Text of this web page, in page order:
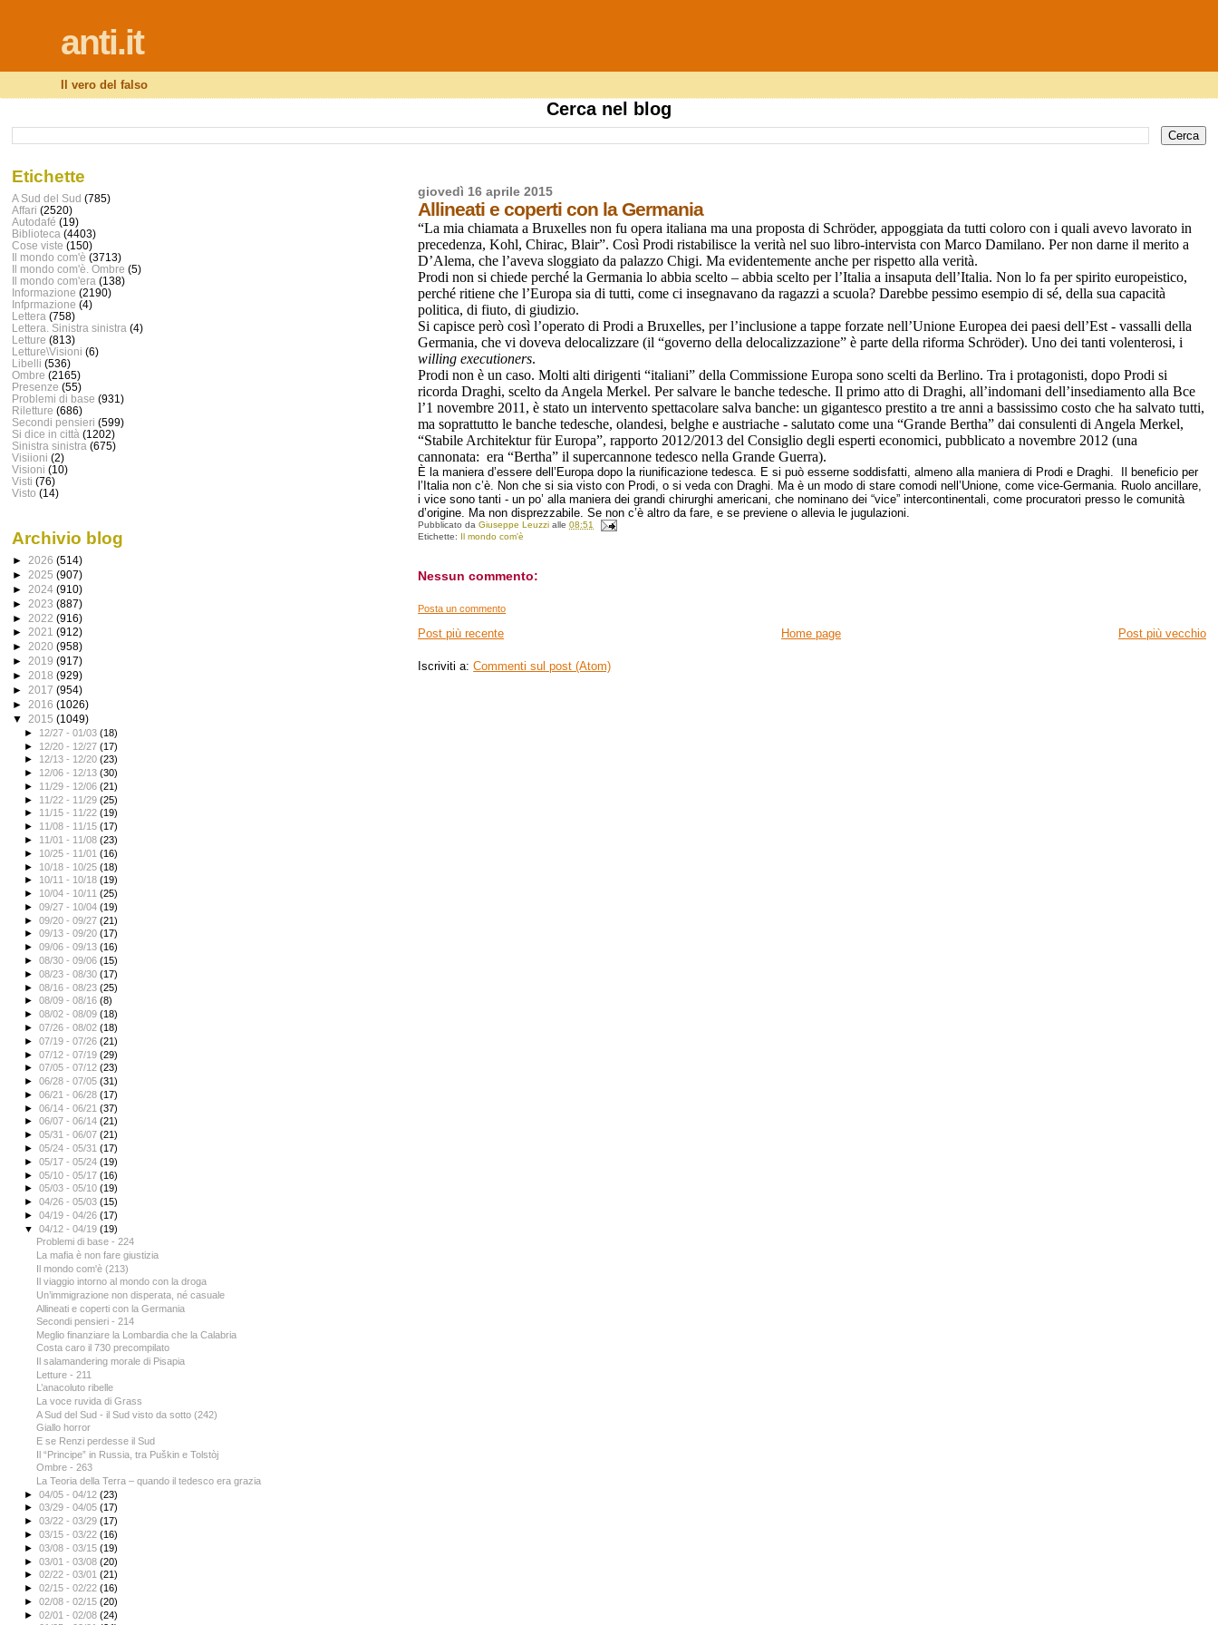
anti.it
Il vero del falso
Cerca nel blog
giovedì 16 aprile 2015
Allineati e coperti con la Germania
“La mia chiamata a Bruxelles non fu opera italiana ma una proposta di Schröder, appoggiata da tutti coloro con i quali avevo lavorato in
precedenza, Kohl, Chirac, Blair”. Così Prodi ristabilisce la verità nel suo libro-intervista con Marco Damilano. Per non darne il merito a
D’Alema, che l’aveva sloggiato da palazzo Chigi. Ma evidentemente anche per rispetto alla verità.
Prodi non si chiede perché la Germania lo abbia scelto – abbia scelto per l’Italia a insaputa dell’Italia. Non lo fa per spirito europeistico,
perché ritiene che l’Europa sia di tutti, come ci insegnavano da ragazzi a scuola? Darebbe pessimo esempio di sé, della sua capacità
politica, di fiuto, di giudizio.
Si capisce però così l’operato di Prodi a Bruxelles, per l’inclusione a tappe forzate nell’Unione Europea dei paesi dell’Est - vassalli della
Germania, che vi doveva delocalizzare (il “governo della delocalizzazione” è parte della riforma Schröder). Uno dei tanti volenterosi, i
willing executioners.
Prodi non è un caso. Molti alti dirigenti “italiani” della Commissione Europa sono scelti da Berlino. Tra i protagonisti, dopo Prodi si
ricorda Draghi, scelto da Angela Merkel. Per salvare le banche tedesche. Il primo atto di Draghi, all’indomani dell’insediamento alla Bce
l’1 novembre 2011, è stato un intervento spettacolare salva banche: un gigantesco prestito a tre anni a bassissimo costo che ha salvato tutti,
ma soprattutto le banche tedesche, olandesi, belghe e austriache - salutato come una “Grande Bertha” dai consulenti di Angela Merkel,
“Stabile Architektur für Europa”, rapporto 2012/2013 del Consiglio degli esperti economici, pubblicato a novembre 2012 (una
cannonata: era “Bertha” il supercannone tedesco nella Grande Guerra).
È la maniera d’essere dell’Europa dopo la riunificazione tedesca. E si può esserne soddisfatti, almeno alla maniera di Prodi e Draghi. Il beneficio per
l’Italia non c’è. Non che si sia visto con Prodi, o si veda con Draghi. Ma è un modo di stare comodi nell’Unione, come vice-Germania. Ruolo ancillare,
i vice sono tanti - un po’ alla maniera dei grandi chirurghi americani, che nominano dei “vice” intercontinentali, come procuratori presso le comunità
d’origine. Ma non disprezzabile. Se non c’è altro da fare, e se previene o allevia le jugulazioni.
Pubblicato daGiuseppe Leuzzi alle08:51
Etichette: Il mondo com'è
Nessun commento:
Posta un commento
Post più recente Post più vecchio
Home page
Iscriviti a:Commenti sul post (Atom)
Etichette
A Sud del Sud (785)
Affari (2520)
Autodafé (19)
Biblioteca (4403)
Cose viste (150)
Il mondo com'è (3713)
Il mondo com'è. Ombre (5)
Il mondo com'era (138)
Informazione (2190)
Infprmazione (4)
Lettera (758)
Lettera. Sinistra sinistra (4)
Letture (813)
Letture\Visioni (6)
Libelli (536)
Ombre (2165)
Presenze (55)
Problemi di base (931)
Riletture (686)
Secondi pensieri (599)
Si dice in città (1202)
Sinistra sinistra (675)
Visiioni (2)
Visioni (10)
Visti (76)
Visto (14)
Archivio blog
► 2026 (514)
► 2025 (907)
► 2024 (910)
► 2023 (887)
► 2022 (916)
► 2021 (912)
► 2020 (958)
► 2019 (917)
► 2018 (929)
► 2017 (954)
► 2016 (1026)
▼ 2015 (1049)
► 12/27 - 01/03(18)
► 12/20 - 12/27(17)
► 12/13 - 12/20(23)
► 12/06 - 12/13(30)
► 11/29 - 12/06(21)
► 11/22 - 11/29(25)
► 11/15 - 11/22(19)
► 11/08 - 11/15(17)
► 11/01 - 11/08(23)
► 10/25 - 11/01(16)
► 10/18 - 10/25(18)
► 10/11 - 10/18(19)
► 10/04 - 10/11(25)
►09/27 - 10/04(19)
►09/20 - 09/27(21)
►09/13 - 09/20(17)
►09/06 - 09/13(16)
►08/30 - 09/06(15)
►08/23 - 08/30(17)
►08/16 - 08/23(25)
►08/09 - 08/16(8)
►08/02 - 08/09(18)
►07/26 - 08/02(18)
►07/19 - 07/26(21)
►07/12 - 07/19(29)
►07/05 - 07/12(23)
►06/28 - 07/05(31)
►06/21 - 06/28(17)
►06/14 - 06/21(37)
►06/07 - 06/14(21)
►05/31 - 06/07(21)
►05/24 - 05/31(17)
►05/17 - 05/24(19)
►05/10 - 05/17(16)
►05/03 - 05/10(19)
►04/26 - 05/03(15)
►04/19 - 04/26(17)
▼04/12 - 04/19(19)
Problemi di base - 224
La mafia è non fare giustizia
Il mondo com'è (213)
Il viaggio intorno al mondo con la droga
Un’immigrazione non disperata, né casuale
Allineati e coperti con la Germania
Secondi pensieri - 214
Meglio finanziare la Lombardia che la Calabria
Costa caro il 730 precompilato
Il salamandering morale di Pisapia
Letture - 211
L’anacoluto ribelle
La voce ruvida di Grass
A Sud del Sud - il Sud visto da sotto (242)
Giallo horror
E se Renzi perdesse il Sud
Il “Principe” in Russia, tra Puškin e Tolstòj
Ombre - 263
La Teoria della Terra – quando il tedesco era grazia
►04/05 - 04/12(23)
►03/29 - 04/05(17)
►03/22 - 03/29(17)
►03/15 - 03/22(16)
►03/08 - 03/15(19)
►03/01 - 03/08(20)
►02/22 - 03/01(21)
►02/15 - 02/22(16)
►02/08 - 02/15(20)
►02/01 - 02/08(24)